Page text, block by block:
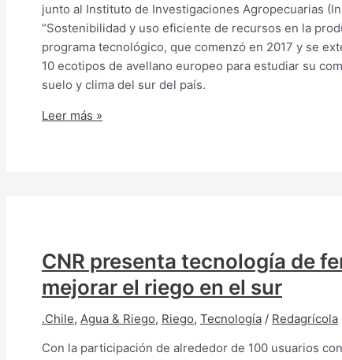
junto al Instituto de Investigaciones Agropecuarias
“Sostenibilidad y uso eficiente de recursos en la
programa tecnológico, que comenzó en 2017 y se
10 ecotipos de avellano europeo para estudiar su
suelo y clima del sur del país.
Leer más »
CNR presenta tecnología de
mejorar el riego en el sur
.Chile, Agua & Riego, Riego, Tecnología / Redagrícola
Con la participación de alrededor de 100 usuarios